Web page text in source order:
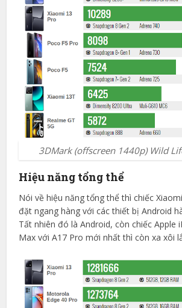
3DMark (offscreen 1440p) Wild
Hiệu năng tổng thể
Nói về hiệu năng tổng thể thì chiếc
đặt ngang hàng với các thiết bị Android
Tất nhiên đó là Android, còn chiếc Apple
Max với A17 Pro mới nhất thì còn xa xôi